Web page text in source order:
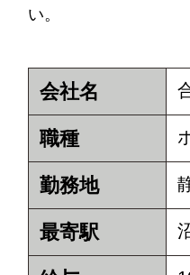
い。
会社名
職種
勤務地
最寄駅